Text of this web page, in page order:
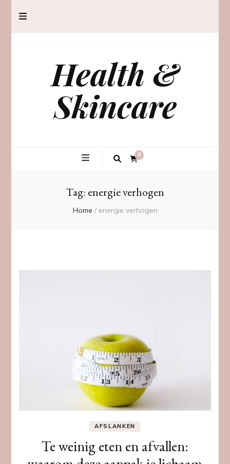
Health &
Skincare
0
Tag: energie verhogen
Home / energie verhogen
AFSLANKEN
Te weinig eten en afvallen: